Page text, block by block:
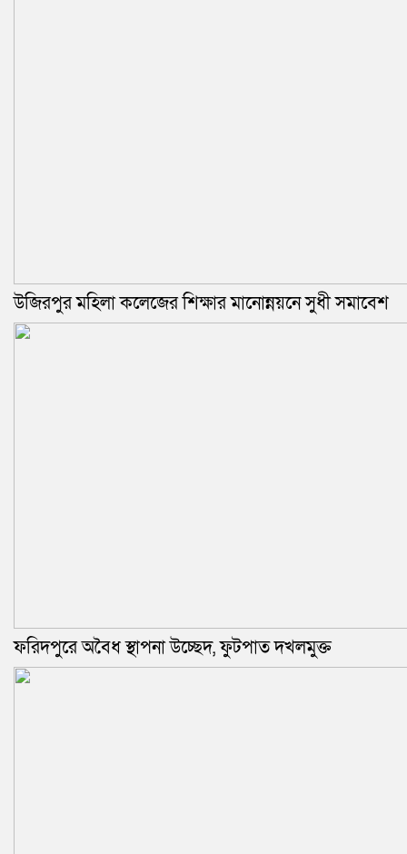
উজিরপুর মহিলা কলেজের শিক্ষার মানোন্নয়নে সুধী সমাবেশ
ফরিদপুরে অবৈধ স্থাপনা উচ্ছেদ, ফুটপাত দখলমুক্ত